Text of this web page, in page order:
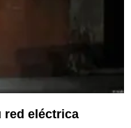
red eléctrica